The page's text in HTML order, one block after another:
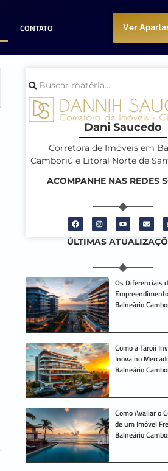
CONTATO Ver
Dani Saucedo
Corretora de Imóveis em
Camboriú e Litoral Norte de
ACOMPANHE NAS REDES
ÚLTIMAS
Os Diferenciais
Balneário
Como a Taroii
Inova no
Balneário
Como Avaliar o
de um Imóvel
Balneário